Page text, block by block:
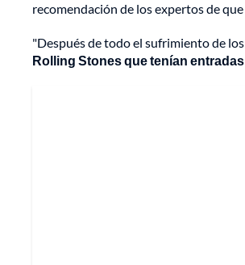
recomendación de los expertos de
"Después de todo el sufrimiento de
Rolling Stones que tenían